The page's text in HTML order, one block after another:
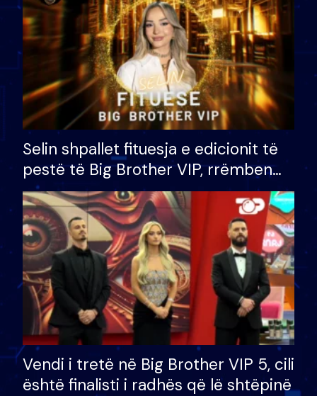
Selin shpallet fituesja e edicionit të
pestë të Big Brother VIP, rrëmben
çmimin e madh prej 100 mijë eurosh
Vendi i tretë në Big Brother VIP 5, cili
është finalisti i radhës që lë shtëpinë